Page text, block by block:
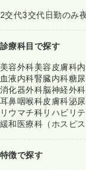
2交代3交代日勤のみ
診療科目で探す
美容外科美容皮膚科
血液内科腎臓内科糖
消化器外科脳神経外科
耳鼻咽喉科皮膚科泌
リウマチ科リハビリ
緩和医療科（ホスピス
特徴で探す